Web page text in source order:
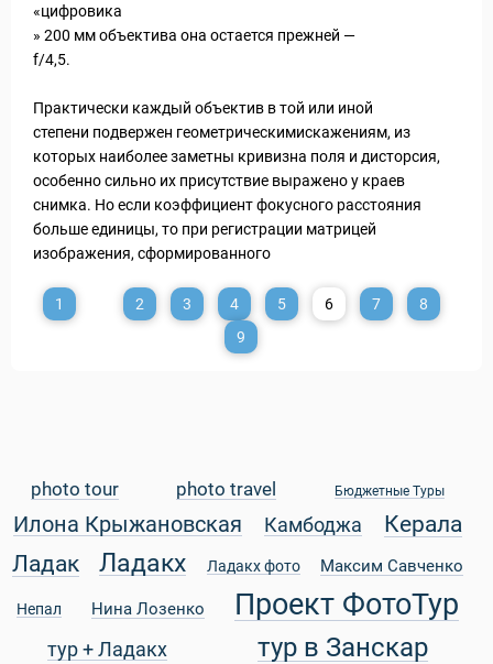
«цифровика
» 200 мм объектива она остается прежней —
f/4,5.
Практически каждый объектив в той или иной
степени подвержен геометрическимискажениям, из
которых наиболее заметны кривизна поля и дисторсия,
особенно сильно их присутствие выражено у краев
снимка. Но если коэффициент фокусного расстояния
больше единицы, то при регистрации матрицей
изображения, сформированного
1 2 3 4 5 6 7
8
9
photo tour photo travel Бюджетные Туры
Илона Крыжановская Камбоджа
Керала
Ладак
Ладакх Ладакх фото Максим Савченко
Непал Нина Лозенко Проект ФотоТур
тур + Ладакх тур в Занскар